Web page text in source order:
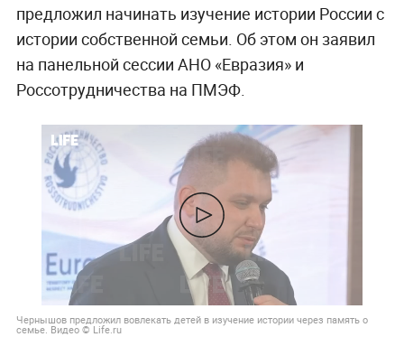
предложил начинать изучение истории России с
истории собственной семьи. Об этом он заявил
на панельной сессии АНО «Евразия» и
Россотрудничества на ПМЭФ.
Чернышов предложил вовлекать детей в изучение истории через память о
семье. Видео © Life.ru